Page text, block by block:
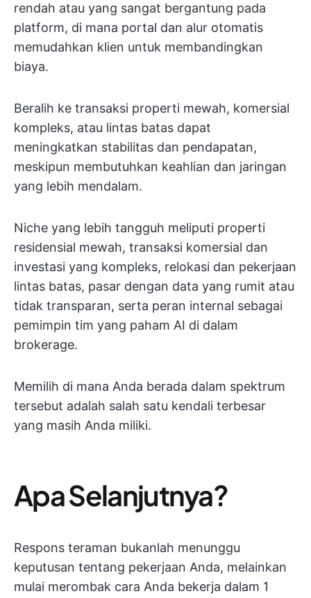
rendah atau yang sangat bergantung pada
platform, di mana portal dan alur otomatis
memudahkan klien untuk membandingkan
biaya.
Beralih ke transaksi properti mewah, komersial
kompleks, atau lintas batas dapat
meningkatkan stabilitas dan pendapatan,
meskipun membutuhkan keahlian dan jaringan
yang lebih mendalam.
Niche yang lebih tangguh meliputi properti
residensial mewah, transaksi komersial dan
investasi yang kompleks, relokasi dan pekerjaan
lintas batas, pasar dengan data yang rumit atau
tidak transparan, serta peran internal sebagai
pemimpin tim yang paham AI di dalam
brokerage.
Memilih di mana Anda berada dalam spektrum
tersebut adalah salah satu kendali terbesar
yang masih Anda miliki.
Apa Selanjutnya?
Respons teraman bukanlah menunggu
keputusan tentang pekerjaan Anda, melainkan
mulai merombak cara Anda bekerja dalam 1